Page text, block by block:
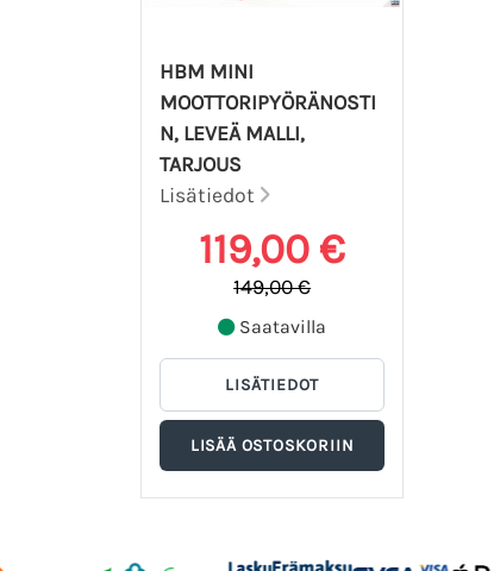
HBM MINI
MOOTTORIPYÖRÄNOSTI
N, LEVEÄ MALLI,
TARJOUS
Lisätiedot
119,00 €
149,00 €
Saatavilla